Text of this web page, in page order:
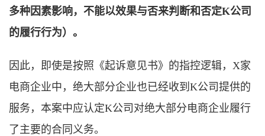
多种因素影响，不能以效果与否来判断和否定K公司
的履行行为）。
因此，即使是按照《起诉意见书》的指控逻辑，X家
电商企业中，绝大部分企业也已经收到K公司提供的
服务，本案中应认定K公司对绝大部分电商企业履行
了主要的合同义务。